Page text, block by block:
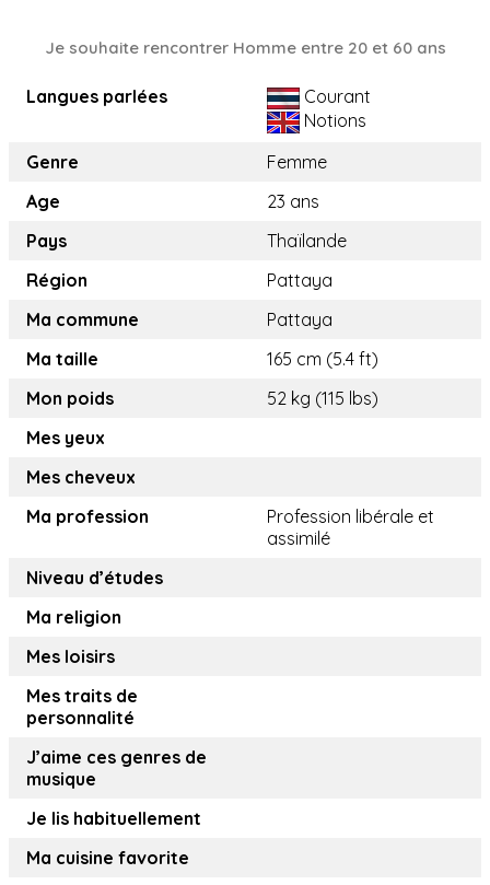
Je souhaite rencontrer Homme entre 20 et 60 ans
Langues parlées
Courant
Notions
Genre
Femme
Age
23 ans
Pays
Thaïlande
Région
Pattaya
Ma commune
Pattaya
Ma taille
165 cm (5.4 ft)
Mon poids
52 kg (115 lbs)
Mes yeux
Mes cheveux
Ma profession
Profession libérale et
assimilé
Niveau d’études
Ma religion
Mes loisirs
Mes traits de
personnalité
J’aime ces genres de
musique
Je lis habituellement
Ma cuisine favorite